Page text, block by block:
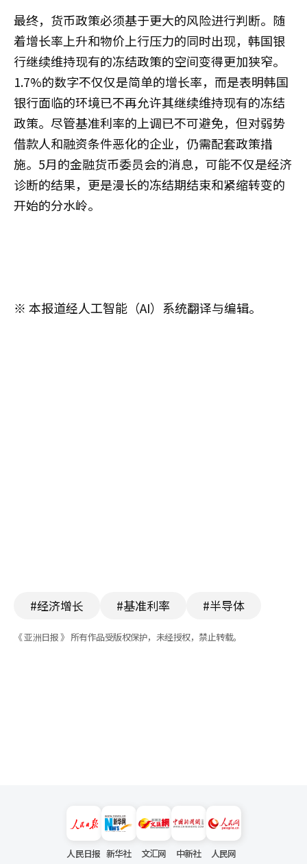
最终，货币政策必须基于更大的风险进行判断。随
着增长率上升和物价上行压力的同时出现，韩国银
行继续维持现有的冻结政策的空间变得更加狭窄。
1.7%的数字不仅仅是简单的增长率，而是表明韩国
银行面临的环境已不再允许其继续维持现有的冻结
政策。尽管基准利率的上调已不可避免，但对弱势
借款人和融资条件恶化的企业，仍需配套政策措
施。5月的金融货币委员会的消息，可能不仅是经济
诊断的结果，更是漫长的冻结期结束和紧缩转变的
开始的分水岭。
※ 本报道经人工智能（AI）系统翻译与编辑。
#经济增长 #基准利率 #半导体
《 亚洲日报 》 所有作品受版权保护，未经授权，禁止转载。
人民日报 新华社 文汇网 中新社 人民网